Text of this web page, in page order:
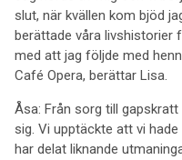
slut, när kvällen kom bjöd
berättade våra livshistorier
med att jag följde med
Café Opera, berättar Lisa.
Åsa: Från sorg till
sig. Vi upptäckte att vi
har delat liknande